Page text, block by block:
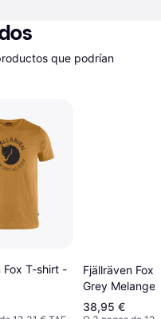
que podrían
Fox T-shirt -
Fjällräven Fox
Grey Melange
38,95 €